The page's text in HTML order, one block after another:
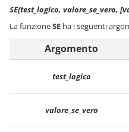
SE(test_logico, valore_se_vero,
La funzioneSE ha i seguenti
Argomento
test_logico
valore_se_vero